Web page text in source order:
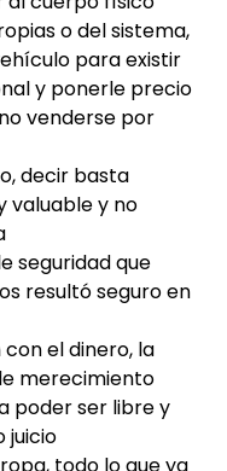
o del sistema,
para existir
y ponerle precio
venderse por
decir basta
valuable y no
seguridad que
resultó seguro en
el dinero, la
merecimiento
poder ser libre y
juicio